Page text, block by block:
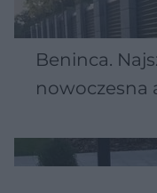
Beninca.
nowoczesna